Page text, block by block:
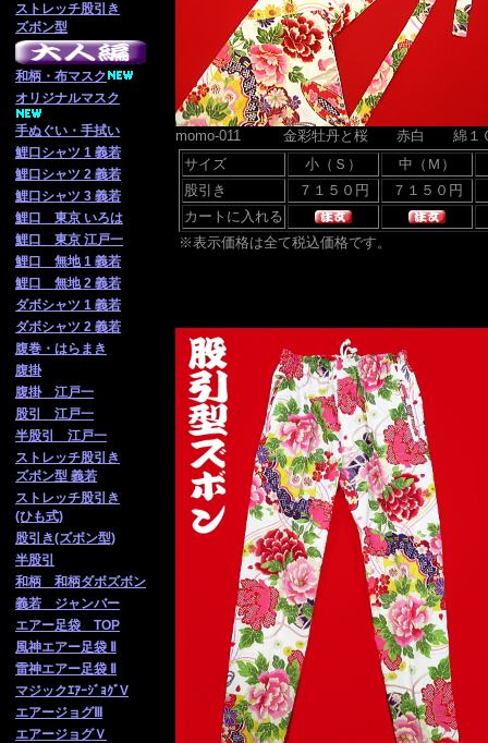
ストレッチ股引き
ズボン型
和柄・布マスク
オリジナルマスク
手ぬぐい・手拭い
鯉口シャツ 1 義若
鯉口シャツ 2 義若
鯉口シャツ 3 義若
鯉口 東京 いろは
鯉口 東京 江戸一
鯉口 無地 1 義若
鯉口 無地 2 義若
ダボシャツ 1 義若
ダボシャツ 2 義若
腹巻・はらまき
腹掛
腹掛 江戸一
股引 江戸一
半股引 江戸一
ストレッチ股引き
ズボン型 義若
ストレッチ股引き
(ひも式)
股引き(ズボン型)
半股引
和柄 和柄ダボズボン
義若 ジャンバー
エアー足袋 TOP
風神エアー足袋 Ⅱ
雷神エアー足袋 Ⅱ
マジックｴｱｰｼﾞｮｸﾞV
エアージョグⅢ
エアージョグＶ
momo-011 金彩牡丹と桜 赤白 綿１
サイズ
小（Ｓ）
中（Ｍ）
股引き
カートに入れる
※表示価格は全て税込価格です。